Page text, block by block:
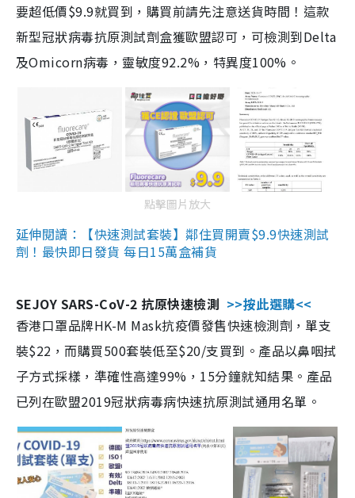
要超低價$9.9就買到，購買前請先注意送貨時間！這款
新型冠狀病毒抗原測試劑盒獲歐盟認可，可檢測到Delta
及Omicorn病毒，靈敏度92.2%，特異度100%。
點擊圖片放大
延伸閱讀：【快速測試套裝】鄰住買開賣$9.9快速測試
劑！最快即日發貨 每日15萬盒補貨
SEJOY SARS-CoV-2 抗原快速檢測 >>按此選購<<
香港口罩品牌HK-M Mask抗疫價發售快速檢測劑，單支
裝$22，而購買500套裝低至$20/支買到。產品以鼻咽拭
子方式採樣，準確性高達99%，15分鐘就知結果。產品
已列在歐盟2019冠狀病毒病快速抗原測試通用名單。